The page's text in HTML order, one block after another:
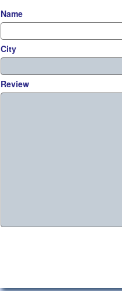
Name
City
Review